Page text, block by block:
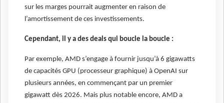
sur les marges pourrait augmenter en raison de
l’amortissement de ces investissements.
Cependant, il y a des deals qui boucle la boucle :
Par exemple, AMD s’engage à fournir jusqu’à 6 gigawatts
de capacités GPU (processeur graphique) à OpenAI sur
plusieurs années, en commençant par un premier
gigawatt dès 2026. Mais plus notable encore, AMD a